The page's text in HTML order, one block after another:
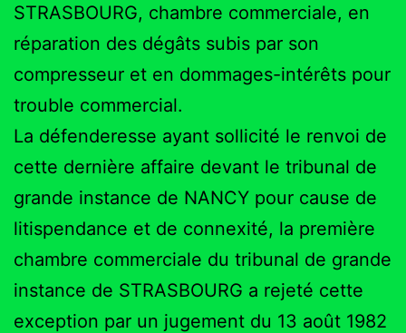
STRASBOURG, chambre commerciale, en
réparation des dégâts subis par son
compresseur et en dommages-intérêts pour
trouble commercial.
La défenderesse ayant sollicité le renvoi de
cette dernière affaire devant le tribunal de
grande instance de NANCY pour cause de
litispendance et de connexité, la première
chambre commerciale du tribunal de grande
instance de STRASBOURG a rejeté cette
exception par un jugement du 13 août 1982